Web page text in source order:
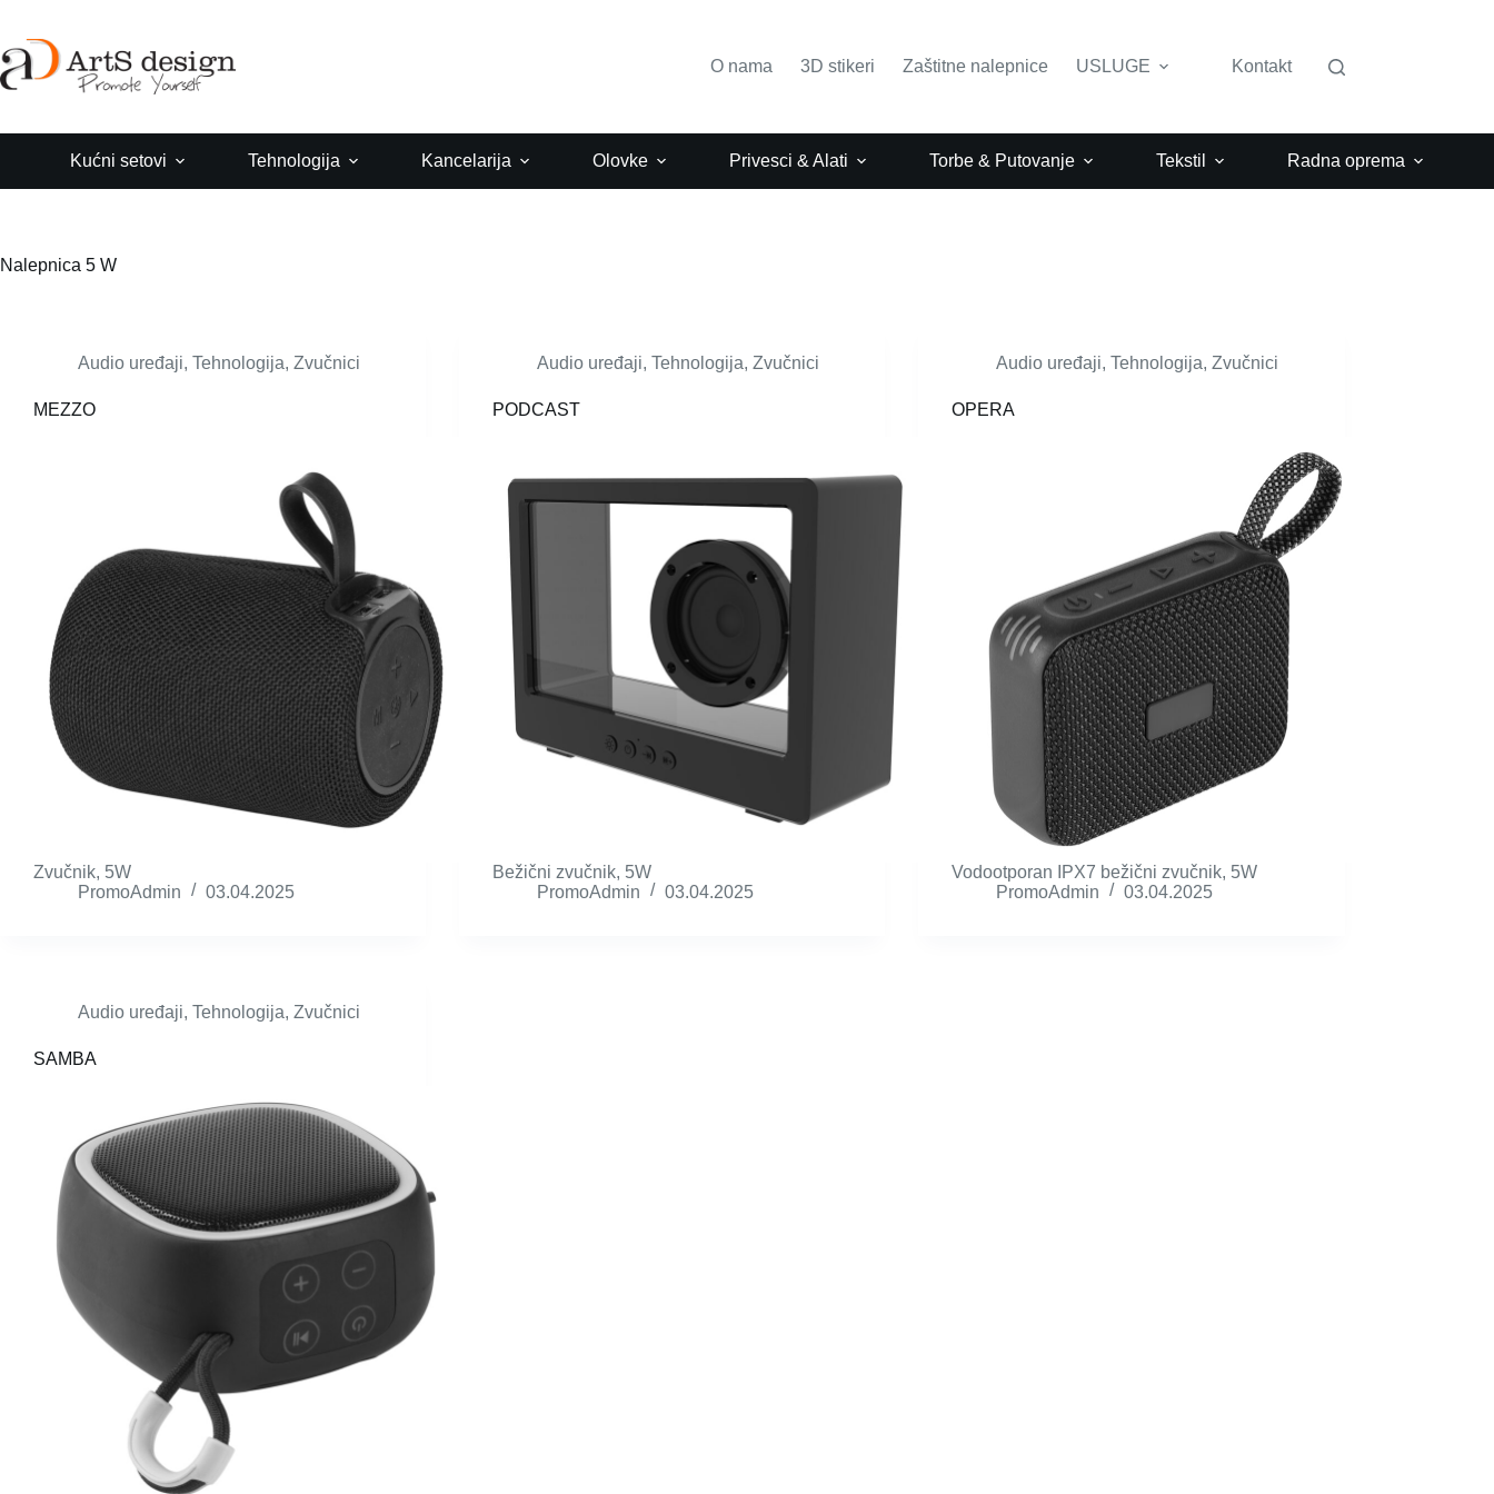
content
O nama
3D stikeri Zaštitne nalepnice USLUGE Kontakt
Kućni setovi Tehnologija Kancelarija Olovke Privesci & Alati Torbe & Putovanje Tekstil Radna oprema
Nalepnica 5 W
Audio uređaji, Tehnologija, Zvučnici
MEZZO
Zvučnik, 5W
PromoAdmin
03.04.2025
Audio uređaji,Tehnologija,Zvučnici
PODCAST
Bežični zvučnik, 5W
PromoAdmin
03.04.2025
Audio uređaji,Tehnologija,Zvučnici
OPERA
Vodootporan IPX7 bežični zvučnik, 5W
PromoAdmin
03.04.2025
Audio uređaji, Tehnologija, Zvučnici
SAMBA